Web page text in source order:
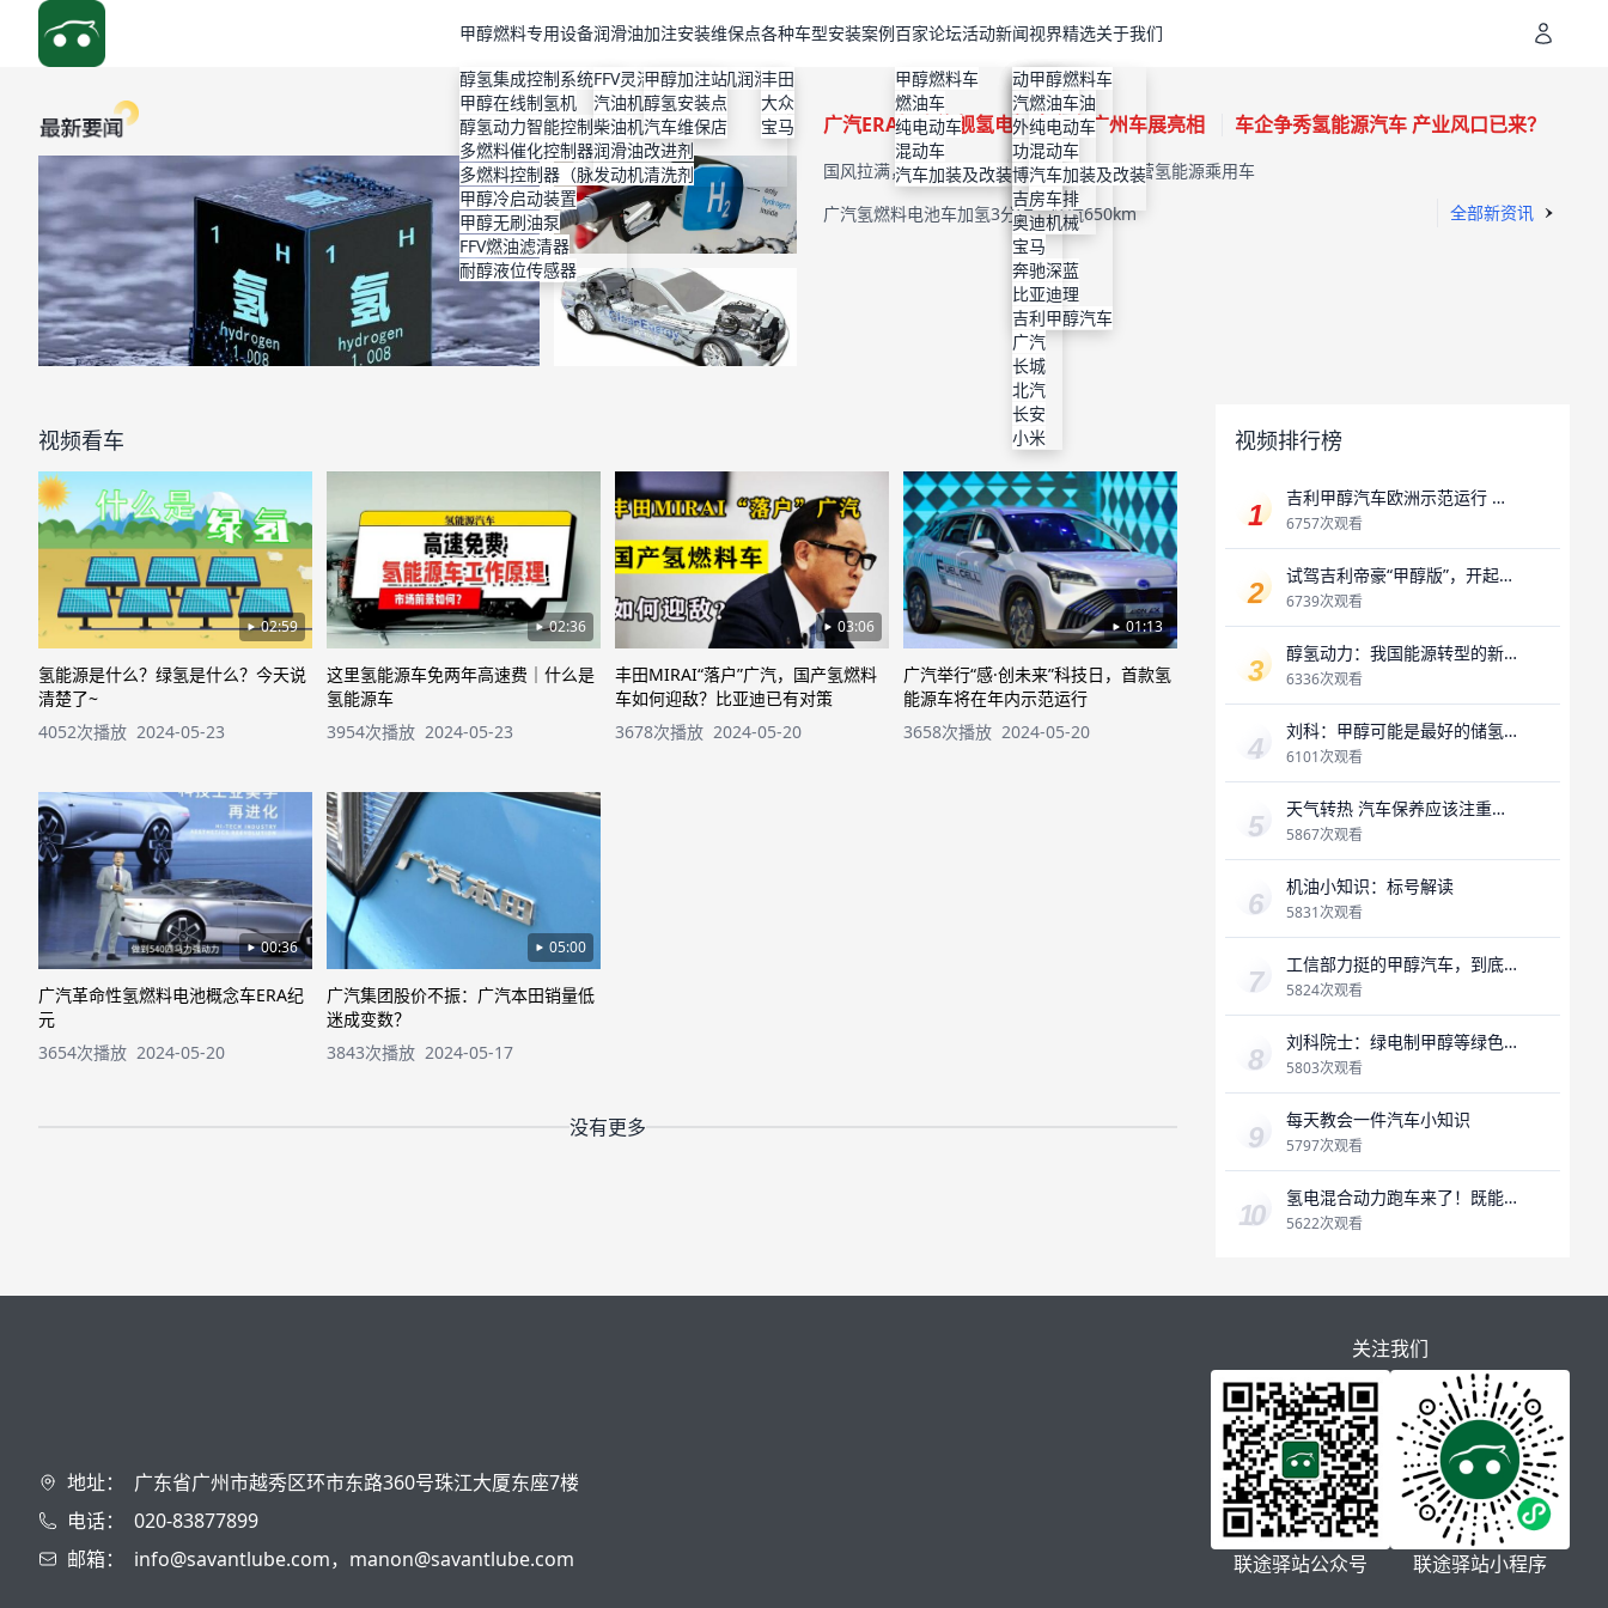
甲醇燃料专用设备
醇氢集成控制系统
甲醇在线制氢机
醇氢动力智能控制器
多燃料催化控制器
多燃料控制器（脉宽）
甲醇冷启动装置
甲醇无刷油泵
FFV燃油滤清器
耐醇液位传感器
润滑油
FFV灵活燃料发动机润滑油
汽油机油
柴油机油
润滑油改进剂
发动机清洗剂
加注安装维保点
甲醇加注站
醇氢安装点
汽车维保店
各种车型安装案例
丰田
大众
宝马
百家论坛
甲醇燃料车
丰田
上汽大通
本田
宝马
现代
通用
福特
广汽
长安深蓝
技术原理
吉利甲醇汽车
燃油车
维保店地址
高性能机油
机油改进剂
使用说明
检验与专利
节能减排
保护机械
纯电动车
特斯拉
理想
小鹏
蔚来
智界
奇瑞
奥迪
宝马
奔驰
比亚迪
吉利
广汽
长城
北汽
长安
小米
混动车
比亚迪
本田
丰田
大众
宝马
吉利
汽车加装及改装
动力改装
汽车美容
外观改装
功能改装
博格华纳
活动新闻视界精选
甲醇燃料车
燃油车
纯电动车
混动车
汽车加装及改装
房车
关于我们
广汽ERA智净旗舰氢电概念车在广州车展亮相 车企争秀氢能源汽车 产业风口已来？
国风拉满，科技感十足
国内首款示范运营氢能源乘用车
广汽传祺氢能源车现身 续航650km超纯电
广汽氢燃料电池车加氢3分钟，续航650km 全部新资讯
视频看车
02:59
氢能源是什么？绿氢是什么？今天说
清楚了~
4052次播放 2024-05-23
02:36
这里氢能源车免两年高速费｜什么是
氢能源车
3954次播放 2024-05-23
03:06
丰田MIRAI“落户”广汽，国产氢燃料
车如何迎敌？比亚迪已有对策
3678次播放 2024-05-20
01:13
广汽举行“感·创未来”科技日，首款氢
能源车将在年内示范运行
3658次播放 2024-05-20
00:36
广汽革命性氢燃料电池概念车ERA纪
元
3654次播放 2024-05-20
05:00
广汽集团股价不振：广汽本田销量低
迷成变数？
3843次播放 2024-05-17
没有更多
视频排行榜
吉利甲醇汽车欧洲示范运行 助
推全球交通领域碳中和
6757次观看
试驾吉利帝豪“甲醇版”，开起来
像电动车，“醇耗”是最大惊喜？
6739次观看
醇氢动力：我国能源转型的新
机遇
6336次观看
刘科：甲醇可能是最好的储氢
载体
6101次观看
天气转热 汽车保养应该注重哪
些方面？
5867次观看
机油小知识：标号解读
5831次观看
工信部力挺的甲醇汽车，到底
怎么样，能否破局？
5824次观看
刘科院士：绿电制甲醇等绿色
燃料作为绿氢的载体
5803次观看
每天教会一件汽车小知识
5797次观看
氢电混合动力跑车来了！既能
加氢，又能充电，氢燃料是未
5622次观看
地址：
广东省广州市越秀区环市东路360号珠江大厦东座7楼
电话：
020-83877899
邮箱：
info@savantlube.com，manon@savantlube.com
关注我们
联途驿站公众号 联途驿站小程序